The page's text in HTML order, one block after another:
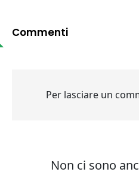
Commenti